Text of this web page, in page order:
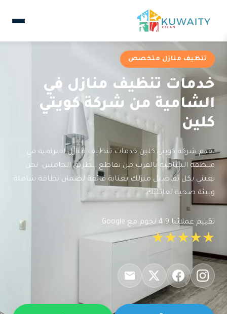
تنظيف منازل متخصص
خدمات تنظيف منازل في
الشامية من شركة كويتي
كلين
تقدم شركة كويتي كلين خدمات تنظيف منازل احترافية في
منطقة الشامية بالقرب من تقاطع الطريق الخامس. نحن
نعتني بكل تفاصيل منزلك بعناية فائقة لضمان نظافة شاملة
وبيئة صحية لعائلتك.
تقييم عملائنا 4.9 نجوم مع Google
★★★★★